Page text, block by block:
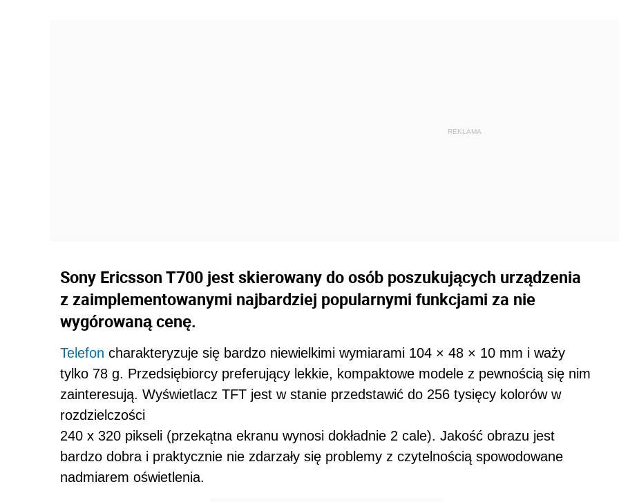
Sony Ericsson T700 jest skierowany do osób poszukujących urządzenia
z zaimplementowanymi najbardziej popularnymi funkcjami za nie
wygórowaną cenę.
Telefon charakteryzuje się bardzo niewielkimi wymiarami 104 × 48 × 10 mm i waży
tylko 78 g. Przedsiębiorcy preferujący lekkie, kompaktowe modele z pewnością się nim
zainteresują. Wyświetlacz TFT jest w stanie przedstawić do 256 tysięcy kolorów w
rozdzielczości
240 x 320 pikseli (przekątna ekranu wynosi dokładnie 2 cale). Jakość obrazu jest
bardzo dobra i praktycznie nie zdarzały się problemy z czytelnością spowodowane
nadmiarem oświetlenia.